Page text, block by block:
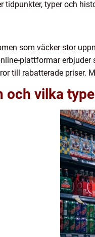
tidpunkter, typer och
som väcker stor
plattformar
till rabatterade priser.
och vilka